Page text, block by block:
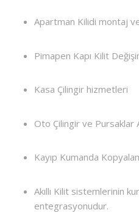
Apartman Kilidi montaj
Pimapen Kapı Kilit
Kasa Çilingir hizmetleri
Oto Çilingir ve Pursaklar
Kayıp Kumanda
Akıllı Kilit sistemlerinin
entegrasyonudur.